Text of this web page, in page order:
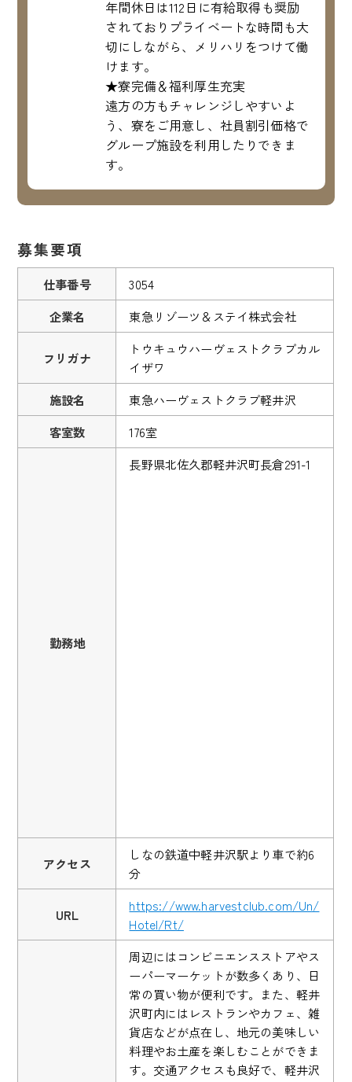
年間休日は112日に有給取得も奨励
されておりプライベートな時間も大
切にしながら、メリハリをつけて働
けます。
★寮完備＆福利厚生充実
遠方の方もチャレンジしやすいよ
う、寮をご用意し、社員割引価格で
グループ施設を利用したりできま
す。
募集要項
仕事番号
3054
企業名
東急リゾーツ＆ステイ株式会社
フリガナ
トウキュウハーヴェストクラブカル
イザワ
施設名
東急ハーヴェストクラブ軽井沢
客室数
176室
勤務地
長野県北佐久郡軽井沢町長倉291-1
アクセス
しなの鉄道中軽井沢駅より車で約6
分
URL
https://www.harvestclub.com/Un/
Hotel/Rt/
周辺にはコンビニエンスストアやス
ーパーマーケットが数多くあり、日
常の買い物が便利です。また、軽井
沢町内にはレストランやカフェ、雑
貨店などが点在し、地元の美味しい
料理やお土産を楽しむことができま
す。交通アクセスも良好で、軽井沢